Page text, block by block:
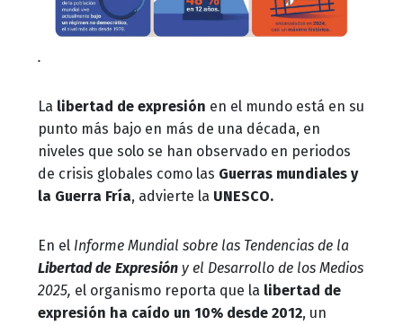
.
La libertad de expresión en el mundo está en su
punto más bajo en más de una década, en
niveles que solo se han observado en periodos
de crisis globales como las Guerras mundiales y
la Guerra Fría, advierte la UNESCO.
En el Informe Mundial sobre las Tendencias de la
Libertad de Expresión y el Desarrollo de los Medios
2025, el organismo reporta que la libertad de
expresión ha caído un 10% desde 2012, un